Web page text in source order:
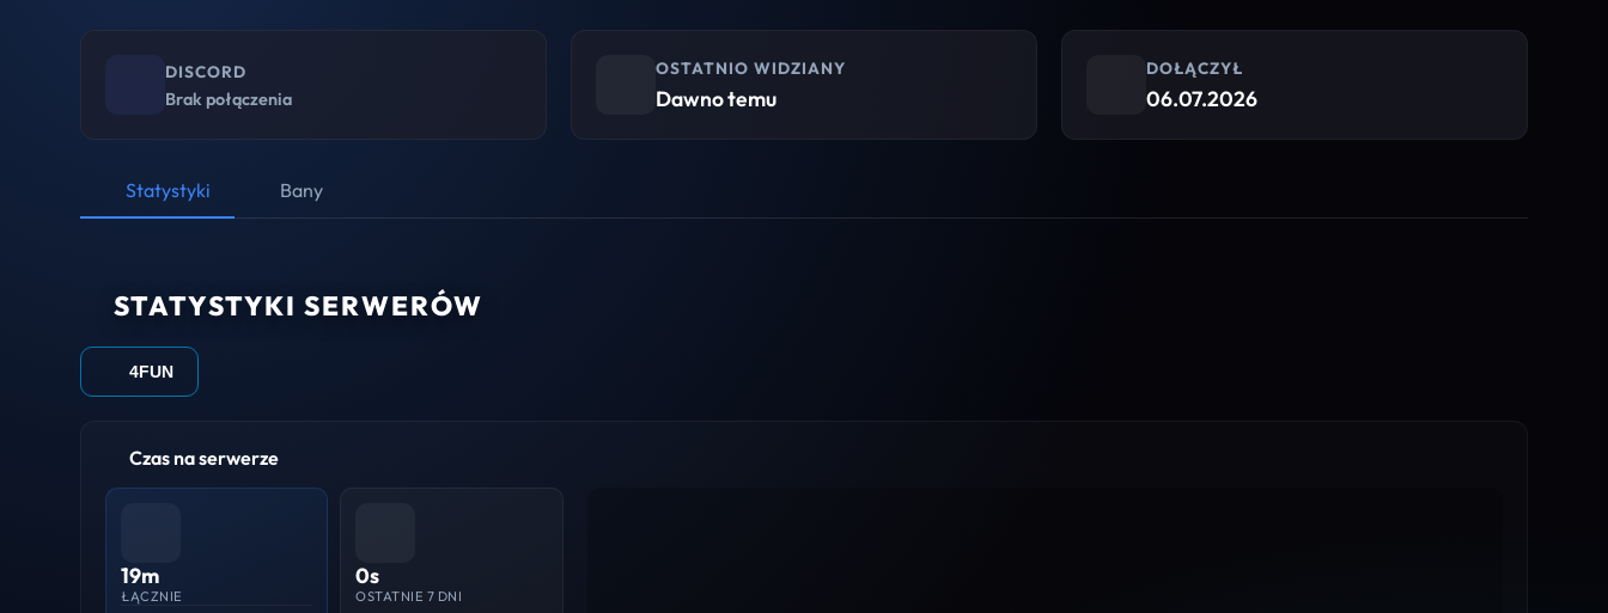
DISCORD
Brak połączenia
OSTATNIO WIDZIANY
Dawno temu
DOŁĄCZYŁ
06.07.2026
Statystyki Bany
STATYSTYKI SERWERÓW
4FUN
Czas na serwerze
19m
ŁĄCZNIE
0s
OSTATNIE 7 DNI